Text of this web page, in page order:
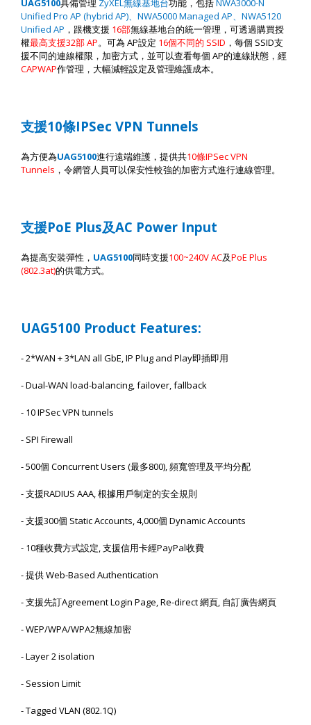
UAG5100具備管理 ZyXEL無線基地台功能 ，包括NWA3000-N
Unified Pro AP (hybrid AP)、 NWA5000 Managed AP、 NWA5120
Unified AP ，跟機支援 16部無線基地台的統一管理 ， 可透過購買授
權最高支援32部AP。 可為 AP設定 16個不同的 SSID ，每個 SSID支
援不同的連線權限，加密方式，並可以查看每個 AP的連線狀態，經
CAPWAP作管理，大幅減輕設定及管理維護成本。
支援10條IPSec VPN Tunnels
為方便為UAG5100進行遠端維護，提供共10條IPSec VPN
Tunnels ，令網管人員可以保安性較強的加密方式進行連線管理。
支援PoE Plus及AC Power Input
為提高安裝彈性， UAG5100同時支援100~240V AC及PoE Plus
(802.3at)的供電方式。
UAG5100 Product Features:
- 2*WAN + 3*LAN all GbE, IP Plug and Play即插即用
- Dual-WAN load-balancing, failover, fallback
- 10 IPSec VPN tunnels
- SPI Firewall
- 500個 Concurrent Users (最多800),頻寬管理及平均分配
-支援RADIUS AAA,根據用戶制定的安全規則
-支援300個 Static Accounts, 4,000個 Dynamic Accounts
- 10種收費方式設定,支援信用卡經PayPal收費
-提供Web-Based Authentication
-支援先訂Agreement Login Page, Re-direct網頁, 自訂廣告網頁
- WEP/WPA/WPA2無線加密
- Layer 2 isolation
- Session Limit
- Tagged VLAN (802.1Q)